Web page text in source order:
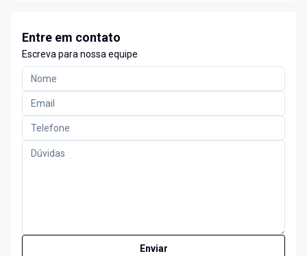
Entre em contato
Escreva para nossa equipe
Enviar